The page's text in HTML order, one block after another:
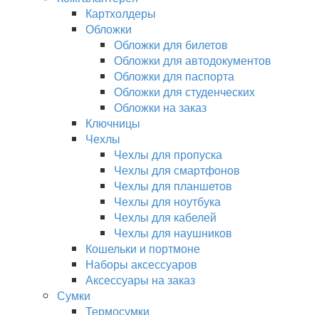
Картхолдеры
Обложки
Обложки для билетов
Обложки для автодокументов
Обложки для паспорта
Обложки для студенческих
Обложки на заказ
Ключницы
Чехлы
Чехлы для пропуска
Чехлы для смартфонов
Чехлы для планшетов
Чехлы для ноутбука
Чехлы для кабелей
Чехлы для наушников
Кошельки и портмоне
Наборы аксессуаров
Аксессуары на заказ
Сумки
Термосумки